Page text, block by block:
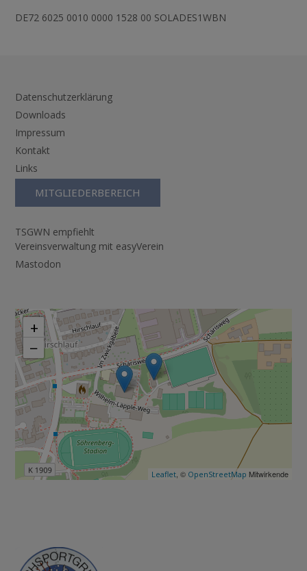
DE72 6025 0010 0000 1528 00 SOLADES1WBN
Datenschutzerklärung
Downloads
Impressum
Kontakt
Links
MITGLIEDERBEREICH
TSGWN empfiehlt
Vereinsverwaltung mit easyVerein
Mastodon
+
−
Leaflet, © OpenStreetMap Mitwirkende